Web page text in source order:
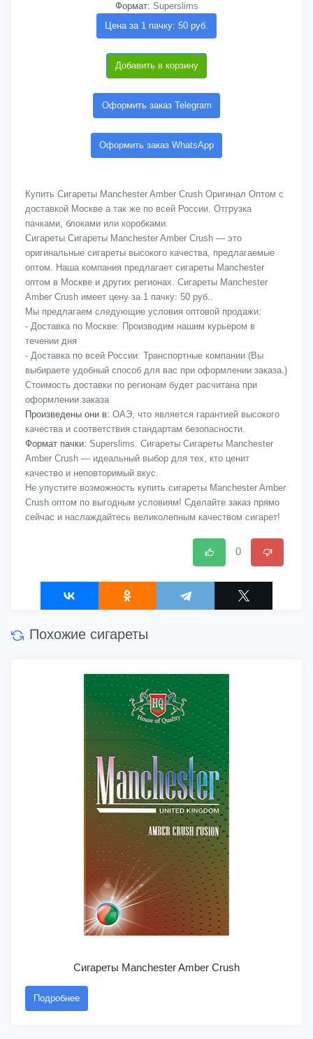
Формат: Superslims
Цена за 1 пачку: 50 руб.
Добавить в корзину
Оформить заказ Telegram
Оформить заказ WhatsApp
Купить Сигареты Manchester Amber Crush Оригинал Оптом с
доставкой Москве а так же по всей России. Отгрузка
пачками, блоками или коробками.
Сигареты Сигареты Manchester Amber Crush — это
оригинальные сигареты высокого качества, предлагаемые
оптом. Наша компания предлагает сигареты Manchester
оптом в Москве и других регионах. Сигареты Manchester
Amber Crush имеет цену за 1 пачку: 50 руб..
Мы предлагаем следующие условия оптовой продажи:
- Доставка по Москве: Производим нашим курьером в
течении дня
- Доставка по всей России: Транспортные компании (Вы
выбираете удобный способ для вас при оформлении заказа.)
Стоимость доставки по регионам будет расчитана при
оформлении заказа
Произведены они в: ОАЭ, что является гарантией высокого
качества и соответствия стандартам безопасности.
Формат пачки: Superslims. Сигареты Сигареты Manchester
Amber Crush — идеальный выбор для тех, кто ценит
качество и неповторимый вкус.
Не упустите возможность купить сигареты Manchester Amber
Crush оптом по выгодным условиям! Сделайте заказ прямо
сейчас и наслаждайтесь великолепным качеством сигарет!
0
Похожие сигареты
Сигареты Manchester Amber Crush
Подробнее